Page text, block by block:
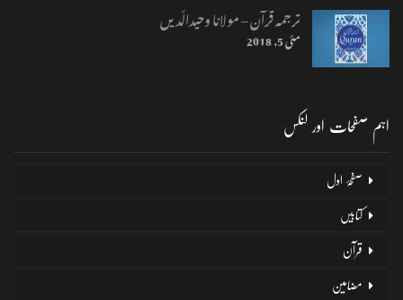
ترجمہ قرآن – مولانا وحیدالّدیں
مئی 5, 2018
اہم صفحات اور لنکس
صفحۂ اول
کتابیں
قرآن
مضامین